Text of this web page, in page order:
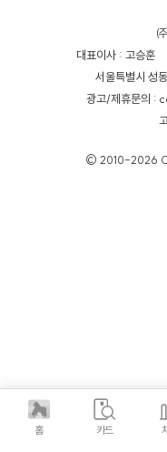
홈 카드
대표이사 : 고승훈
서울특별시 성
광고/제휴문의
© 2010-2026